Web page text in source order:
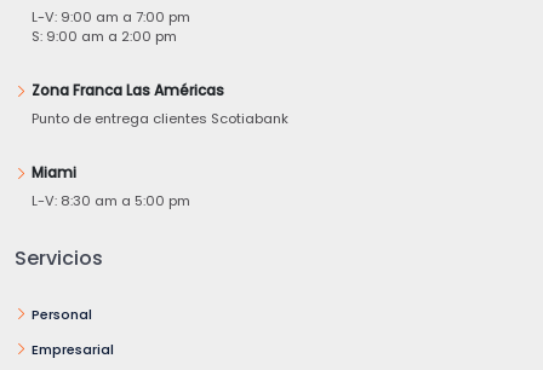
L-V: 9:00 am a 7:00 pm
S: 9:00 am a 2:00 pm
Zona Franca Las Américas
Punto de entrega clientes Scotiabank
Miami
L-V: 8:30 am a 5:00 pm
Servicios
Personal
Empresarial